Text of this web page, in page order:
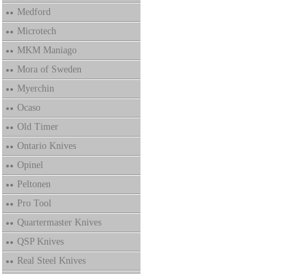
Medford
Microtech
MKM Maniago
Mora of Sweden
Myerchin
Ocaso
Old Timer
Ontario Knives
Opinel
Peltonen
Pro Tool
Quartermaster Knives
QSP Knives
Real Steel Knives